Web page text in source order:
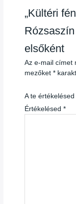
„Kültéri
elsőként
Az e-mail címet
mezőket*
A te
Értékelésed*